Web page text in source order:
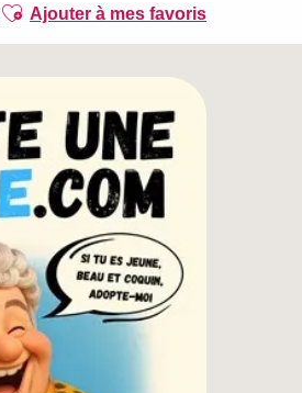
Ajouter aux favoris
Ajouter à mes favoris